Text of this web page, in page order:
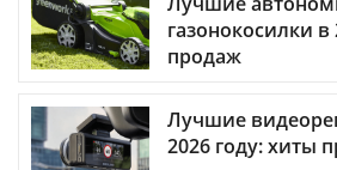
газонокосилки в
продаж
Лучшие
2026 году: хиты